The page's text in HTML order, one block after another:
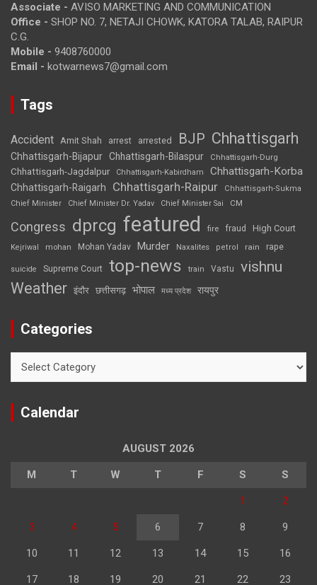
Associate - AVISO MARKETING AND COMMUNICATION
Office - SHOP NO. 7, NETAJI CHOWK, KATORA TALAB, RAIPUR
C.G.
Mobile - 9408760000
Email - kotwarnews7@gmail.com
Tags
Accident Amit Shah arrest arrested BJP Chhattisgarh
Chhattisgarh-Bijapur Chhattisgarh-Bilaspur Chhattisgarh-Durg
Chhattisgarh-Jagdalpur Chhattisgarh-Kabirdham Chhattisgarh-Korba
Chhattisgarh-Raigarh Chhattisgarh-Raipur
Chhattisgarh-Sukma
Chief Minister
Chief Minister Dr. Yadav Chief Minister Sai CM
Congress dprcg featured fire fraud High Court
Kejriwal mohan Mohan Yadav Murder Naxalites petrol rain rape
suicide Supreme Court top-news train Vastu vishnu
Weather इंदौर छत्तीसगढ़ भोपाल मध्य प्रदेश रायपुर
Categories
Calendar
AUGUST 2026
M T W T F S S
1 2
3 4 5 6 7 8 9
10 11 12 13 14 15 16
17 18 19 20 21 22 23